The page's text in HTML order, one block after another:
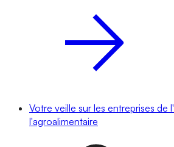
Votre veille sur les entreprises de
l'agroalimentaire